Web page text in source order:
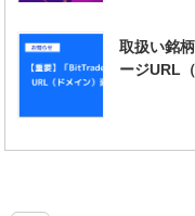
取扱い銘
ージURL